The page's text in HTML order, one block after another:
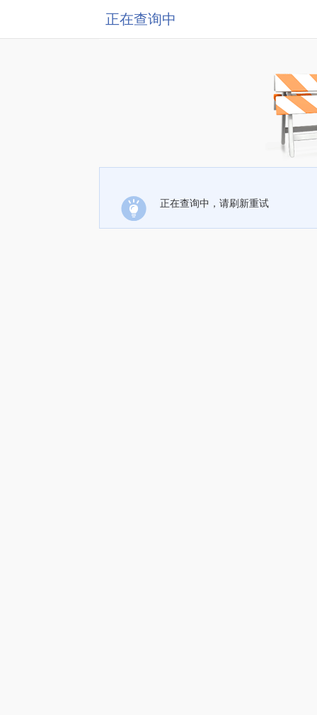
正在查询中
正在查询中，请刷新重试